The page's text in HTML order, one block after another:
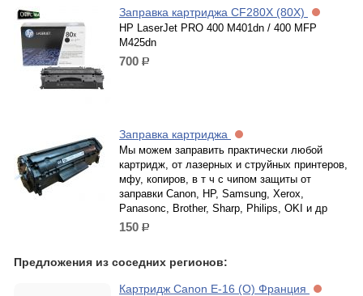
Заправка картриджа CF280X (80X)
HP LaserJet PRO 400 M401dn / 400 MFP
M425dn
700 р.
Заправка картриджа
Мы можем заправить практически любой
картридж, от лазерных и струйных принтеров,
мфу, копиров, в т ч с чипом защиты от
заправки Canon, HP, Samsung, Xerox,
Panasonc, Brother, Sharp, Philips, OKI и др
150 р.
Предложения из соседних регионов:
Картридж Canon E-16 (O) Франция